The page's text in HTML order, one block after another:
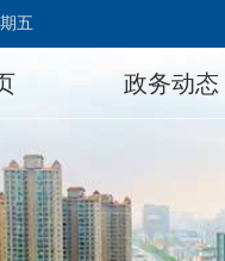
五
政务动态